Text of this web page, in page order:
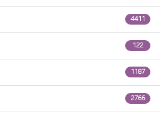
4411
122
1187
2766